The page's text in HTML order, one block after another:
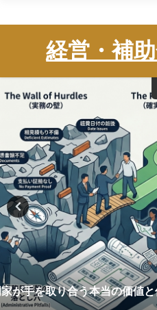
経営・補
が手を取り合う本当の価値